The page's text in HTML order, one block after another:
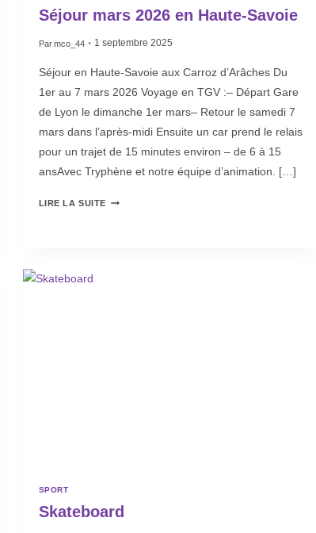
Séjour mars 2026 en Haute-Savoie
Parmco_44 1 septembre 2025
Séjour en Haute-Savoie aux Carroz d’Arâches Du
1er au 7 mars 2026 Voyage en TGV :– Départ Gare
de Lyon le dimanche 1er mars– Retour le samedi 7
mars dans l’après-midi Ensuite un car prend le relais
pour un trajet de 15 minutes environ – de 6 à 15
ansAvec Tryphène et notre équipe d’animation. […]
LIRE LA SUITE
SPORT
Skateboard